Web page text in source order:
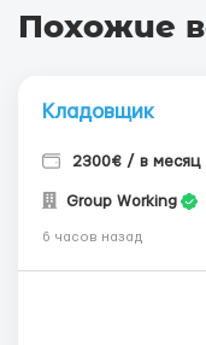
Похожие
Кладовщик
2300€ / в месяц
Group Working
6 часов назад